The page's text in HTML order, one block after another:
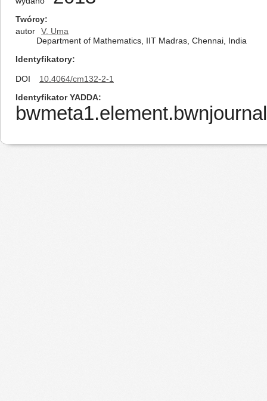
Twórcy
autor
V. Uma
Department of Mathematics, IIT Madras, Chennai, India
Identyfikatory
DOI
10.4064/cm132-2-1
Identyfikator YADDA